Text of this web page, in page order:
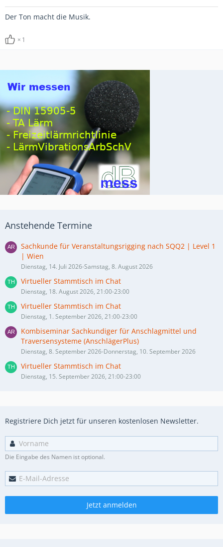
Der Ton macht die Musik.
1
Anstehende Termine
Sachkunde für Veranstaltungsrigging nach SQQ2 | Level 1
| Wien
Dienstag, 14. Juli 2026-Samstag, 8. August 2026
Virtueller Stammtisch im Chat
Dienstag, 18. August 2026, 21:00-23:00
Virtueller Stammtisch im Chat
Dienstag, 1. September 2026, 21:00-23:00
Kombiseminar Sachkundiger für Anschlagmittel und
Traversensysteme (AnschlägerPlus)
Dienstag, 8. September 2026-Donnerstag, 10. September 2026
Virtueller Stammtisch im Chat
Dienstag, 15. September 2026, 21:00-23:00
Registriere Dich jetzt für unseren kostenlosen Newsletter.
Die Eingabe des Namen ist optional.
Jetzt anmelden